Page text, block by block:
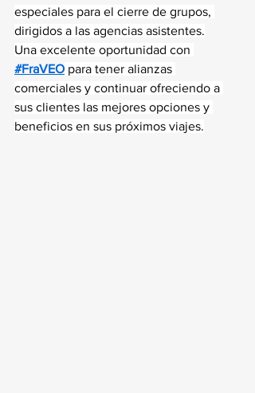
especiales para el cierre de grupos,
dirigidos a las agencias asistentes.
Una excelente oportunidad con
#FraVEO para tener alianzas
comerciales y continuar ofreciendo a
sus clientes las mejores opciones y
beneficios en sus próximos viajes.